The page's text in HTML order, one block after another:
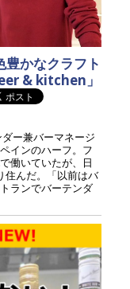
かなクラフト
& kitchen」
ー兼バーマネージ
インのハーフ。フ
働いていたが、日
住んだ。「以前はバ
ランでバーテンダ